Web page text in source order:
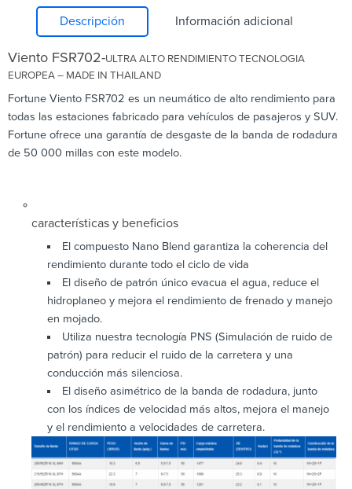
Descripción Información adicional
Viento FSR702-ULTRA ALTO RENDIMIENTO TECNOLOGIA
EUROPEA – MADE IN THAILAND
Fortune Viento FSR702 es un neumático de alto rendimiento para
todas las estaciones fabricado para vehículos de pasajeros y SUV.
Fortune ofrece una garantía de desgaste de la banda de rodadura
de 50 000 millas con este modelo.
características y beneficios
El compuesto Nano Blend garantiza la coherencia del
rendimiento durante todo el ciclo de vida
El diseño de patrón único evacua el agua, reduce el
hidroplaneo y mejora el rendimiento de frenado y manejo
en mojado.
Utiliza nuestra tecnología PNS (Simulación de ruido de
patrón) para reducir el ruido de la carretera y una
conducción más silenciosa.
El diseño asimétrico de la banda de rodadura, junto
con los índices de velocidad más altos, mejora el manejo
y el rendimiento a velocidades de carretera.